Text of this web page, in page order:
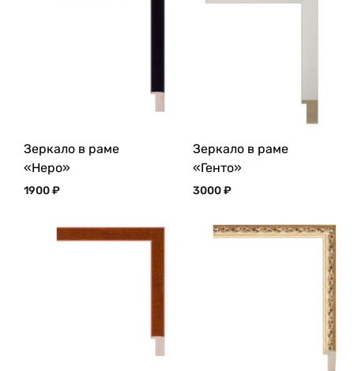
Зеркало в раме
«Неро»
1900₽
Зеркало в раме
«Генто»
3000₽